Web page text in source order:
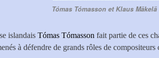
Tómas Tómasson et Klaus Mäkelä
islandais Tómas Tómasson fait partie de ces
à défendre de grands rôles de compositeurs